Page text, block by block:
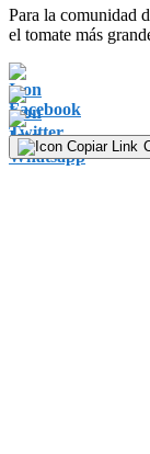
Para la comunidad
el tomate más